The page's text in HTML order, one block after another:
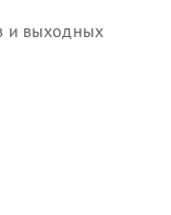
и выходных